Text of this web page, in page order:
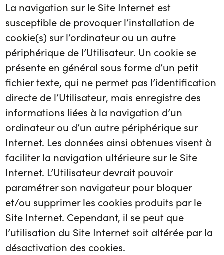
La navigation sur le Site Internet est
susceptible de provoquer l’installation de
cookie(s) sur l’ordinateur ou un autre
périphérique de l’Utilisateur. Un cookie se
présente en général sous forme d’un petit
fichier texte, qui ne permet pas l’identification
directe de l’Utilisateur, mais enregistre des
informations liées à la navigation d’un
ordinateur ou d’un autre périphérique sur
Internet. Les données ainsi obtenues visent à
faciliter la navigation ultérieure sur le Site
Internet. L’Utilisateur devrait pouvoir
paramétrer son navigateur pour bloquer
et/ou supprimer les cookies produits par le
Site Internet. Cependant, il se peut que
l’utilisation du Site Internet soit altérée par la
désactivation des cookies.